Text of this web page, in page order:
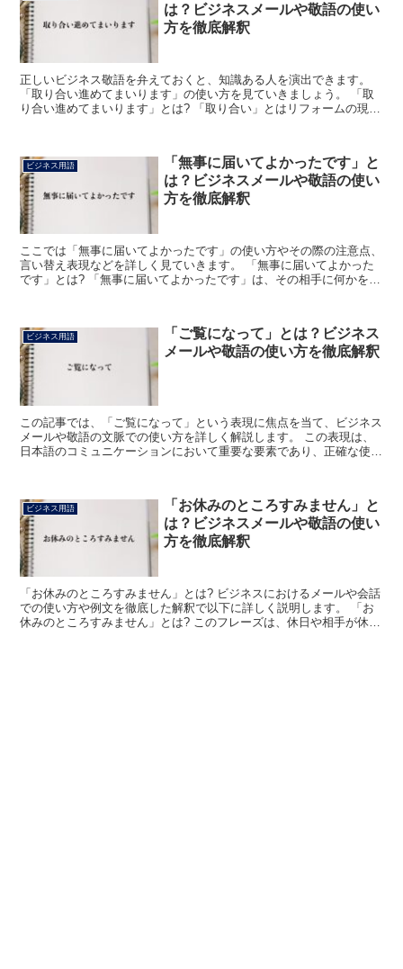
は？ビジネスメールや敬語の使い
方を徹底解釈
正しいビジネス敬語を弁えておくと、知識ある人を演出できます。
「取り合い進めてまいります」の使い方を見ていきましょう。 「取
り合い進めてまいります」とは? 「取り合い」とはリフォームの現場
ビジネス用語
「無事に届いてよかったです」と
は？ビジネスメールや敬語の使い
方を徹底解釈
ここでは「無事に届いてよかったです」の使い方やその際の注意点、
言い替え表現などを詳しく見ていきます。 「無事に届いてよかった
です」とは? 「無事に届いてよかったです」は、その相手に何かを送
ビジネス用語
「ご覧になって」とは？ビジネス
メールや敬語の使い方を徹底解釈
この記事では、「ご覧になって」という表現に焦点を当て、ビジネス
メールや敬語の文脈での使い方を詳しく解説します。 この表現は、
日本語のコミュニケーションにおいて重要な要素であり、正確な使い
ビジネス用語
「お休みのところすみません」と
は？ビジネスメールや敬語の使い
方を徹底解釈
「お休みのところすみません」とは? ビジネスにおけるメールや会話
での使い方や例文を徹底した解釈で以下に詳しく説明します。 「お
休みのところすみません」とは? このフレーズは、休日や相手が休暇